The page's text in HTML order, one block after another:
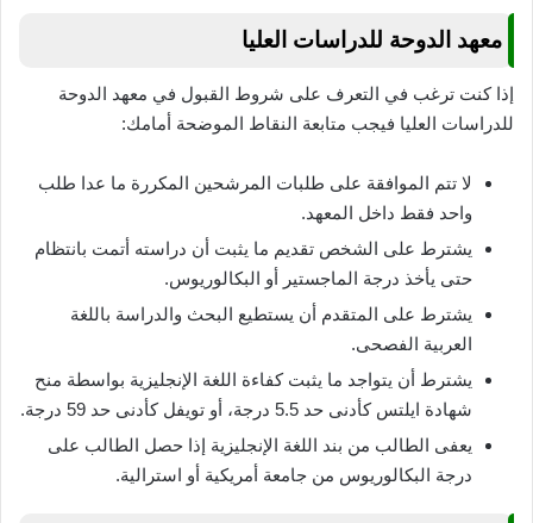
معهد الدوحة للدراسات العليا
إذا كنت ترغب في التعرف على شروط القبول في معهد الدوحة
للدراسات العليا فيجب متابعة النقاط الموضحة أمامك:
لا تتم الموافقة على طلبات المرشحين المكررة ما عدا طلب
واحد فقط داخل المعهد.
يشترط على الشخص تقديم ما يثبت أن دراسته أتمت بانتظام
حتى يأخذ درجة الماجستير أو البكالوريوس.
يشترط على المتقدم أن يستطيع البحث والدراسة باللغة
العربية الفصحى.
يشترط أن يتواجد ما يثبت كفاءة اللغة الإنجليزية بواسطة منح
شهادة ايلتس كأدنى حد 5.5 درجة، أو تويفل كأدنى حد 59 درجة.
يعفى الطالب من بند اللغة الإنجليزية إذا حصل الطالب على
درجة البكالوريوس من جامعة أمريكية أو استرالية.